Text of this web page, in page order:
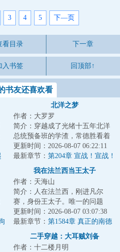
3 4 5 下—页
看目录 下一章
入书签 回顶部↑
书友还喜欢看
北洋之梦
作者：大罗罗
简介：穿越成了光绪十五年北洋
总统预备班的学渣，常德胜看着
自己的一众好同学：冯国璋、段
祺瑞、曹锟、王...
更新时间：2026-08-07 06:22:11
最新章节： 第204章 宣战！宣战！
讨倭！讨倭！（求月票）
我在法兰西当王太子
作者：天海山
简介：人在法兰西，刚进凡尔
赛，身份王太子。唯一的问题
是，现任国王是路易十六，两年
后就会被咔嚓……既...
更新时间：2026-08-07 03:07:38
最新章节： 第1584章 真正的南德
二手穿越：大耳贼刘备
作者：十二楼月明